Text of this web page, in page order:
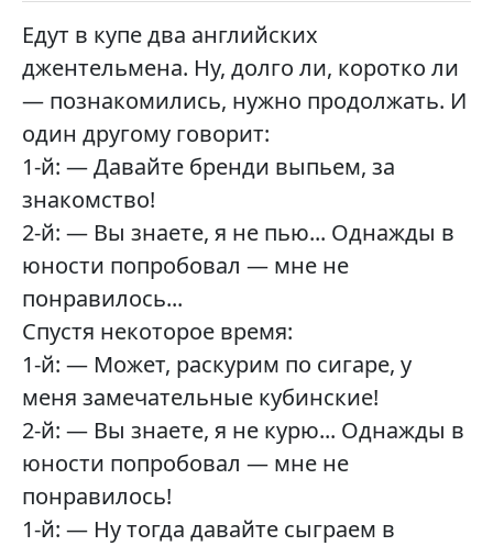
Едут в купе два английских
джентельмена. Ну, долго ли, коротко ли
— познакомились, нужно продолжать. И
один другому говорит:
1-й: — Давайте бренди выпьем, за
знакомство!
2-й: — Вы знаете, я не пью... Однажды в
юности попробовал — мне не
понравилось...
Спустя некоторое время:
1-й: — Может, раскурим по сигаре, у
меня замечательные кубинские!
2-й: — Вы знаете, я не курю... Однажды в
юности попробовал — мне не
понравилось!
1-й: — Ну тогда давайте сыграем в